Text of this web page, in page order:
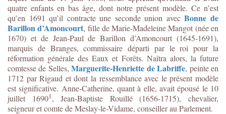
quatre enfants en bas âge, dont notre présent modèle. Ce n’est
qu’en 1691 qu’il contracte une seconde union avecBonne de
Barillon d’Amoncourt, fille de Marie-Madeleine Mangot (née en
1670) et de Jean-Paul de Barillon d’Amoncourt (1645-1691),
marquis de Branges, commissaire départi par le roi pour la
réformation générale des Eaux et Forêts. Naîtra alors, la future
comtesse de Selles,Marguerite-Henriette de Labriffe, peinte en
1712 par Rigaud et dont la ressemblance avec le présent modèle
est significative. Anne-Catherine, quant à elle, avait épousé le 10
juillet 16901, Jean-Baptiste Rouillé (1656-1715), chevalier,
seigneur et comte de Meslay-le-Vidame, conseiller au Parlement.